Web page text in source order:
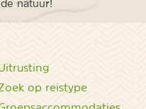
natuur!
op reistype